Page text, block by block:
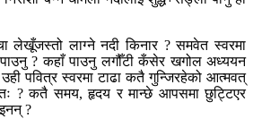
लाग्ने नदी किनार ? समवेत स्वरमा
पाउनु ? कहाँ पाउनु लगौँटी कँसेर खगोल अध्ययन
उही पवित्र स्वरमा टाढा कतै गुन्जिरहेको आत्मवत्
? कतै समय, हृदय र मान्छे आपसमा छुट्टिएर
?